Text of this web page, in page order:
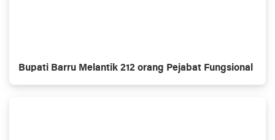
Bupati Barru Melantik 212 orang Pejabat Fungsional